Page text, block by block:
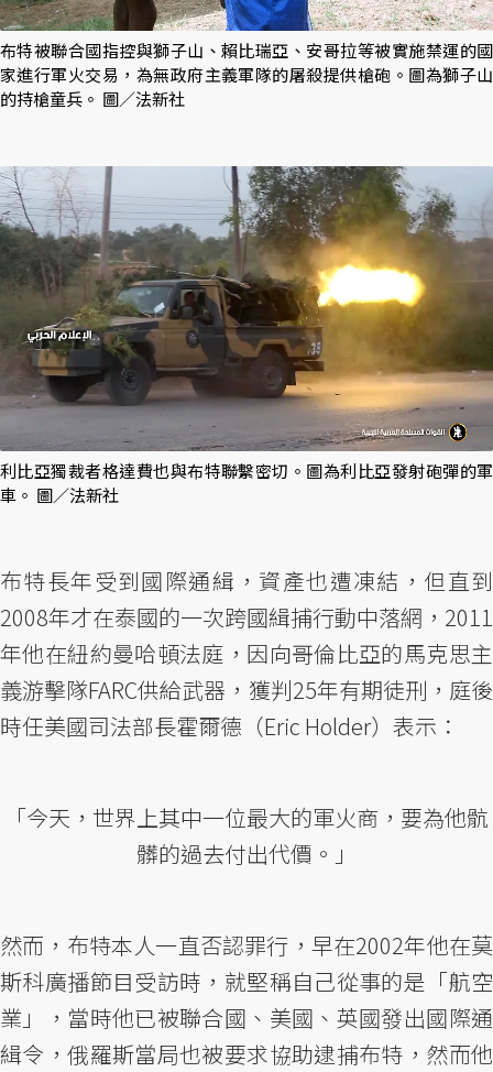
布特被聯合國指控與獅子山、賴比瑞亞、安哥拉等被實施禁運的國
家進行軍火交易，為無政府主義軍隊的屠殺提供槍砲。圖為獅子山
的持槍童兵。 圖／法新社
利比亞獨裁者格達費也與布特聯繫密切。圖為利比亞發射砲彈的軍
車。 圖／法新社
布特長年受到國際通緝，資產也遭凍結，但直到
2008年才在泰國的一次跨國緝捕行動中落網，2011
年他在紐約曼哈頓法庭，因向哥倫比亞的馬克思主
義游擊隊FARC供給武器，獲判25年有期徒刑，庭後
時任美國司法部長霍爾德（Eric Holder）表示：
「今天，世界上其中一位最大的軍火商，要為他骯
髒的過去付出代價。」
然而，布特本人一直否認罪行，早在2002年他在莫
斯科廣播節目受訪時，就堅稱自己從事的是「航空
業」，當時他已被聯合國、美國、英國發出國際通
緝令，俄羅斯當局也被要求協助逮捕布特，然而他